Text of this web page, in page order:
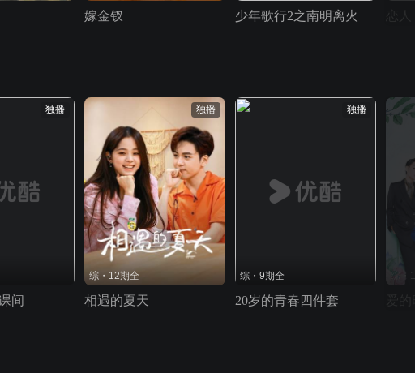
嫁金钗 少年歌行2之南明离火
独播
间
独播
综・12期全
相遇的夏天
独播
综・9期全
20岁的青春四件套
综